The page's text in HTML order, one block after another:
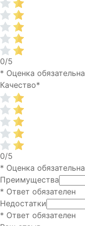
0/5
* Оценка обязательна
Качество*
0/5
* Оценка обязательна
Преимущества
* Ответ обязателен
Недостатки
* Ответ обязателен